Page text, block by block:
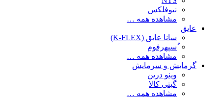
نیوفلکس
مشاهده همه …
عایق
سانا عایق (K-FLEX)
ُسپهرفوم
مشاهده همه …
گرمایش و سرمایش
وینو درین
گیتی کالا
مشاهده همه …